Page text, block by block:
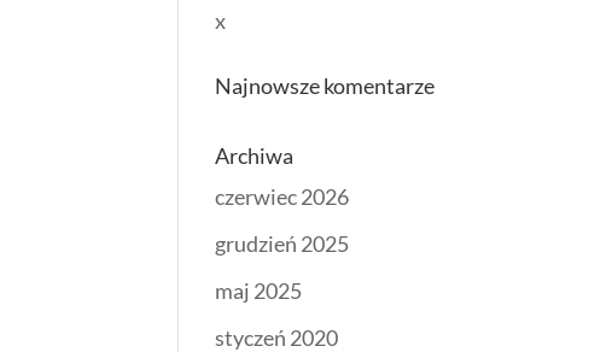
x
Najnowsze komentarze
Archiwa
czerwiec 2026
grudzień 2025
maj 2025
styczeń 2020